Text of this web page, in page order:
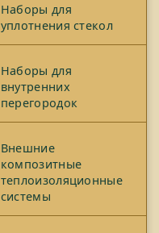
Наборы для
уплотнения стекол
Наборы для
внутренних
перегородок
Внешние
композитные
теплоизоляционные
системы